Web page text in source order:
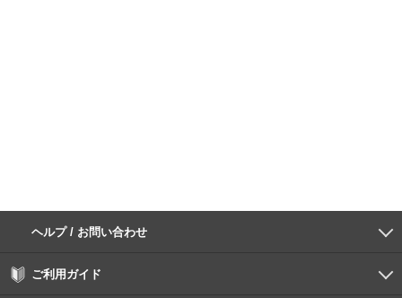
ヘルプ / お問い合わせ
よくあるご質問
ご利用環境
お支払い方法
パスワードの再設定
サポートセンター
ご利用ガイド